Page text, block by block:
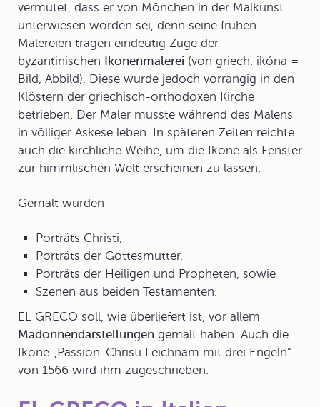
vermutet, dass er von Mönchen in der Malkunst
unterwiesen worden sei, denn seine frühen
Malereien tragen eindeutig Züge der
byzantinischen Ikonenmalerei (von griech. ikóna =
Bild, Abbild). Diese wurde jedoch vorrangig in den
Klöstern der griechisch-orthodoxen Kirche
betrieben. Der Maler musste während des Malens
in völliger Askese leben. In späteren Zeiten reichte
auch die kirchliche Weihe, um die Ikone als Fenster
zur himmlischen Welt erscheinen zu lassen.
Gemalt wurden
Porträts Christi,
Porträts der Gottesmutter,
Porträts der Heiligen und Propheten, sowie
Szenen aus beiden Testamenten.
EL GRECO soll, wie überliefert ist, vor allem
Madonnendarstellungen gemalt haben. Auch die
Ikone „Passion-Christi Leichnam mit drei Engeln“
von 1566 wird ihm zugeschrieben.